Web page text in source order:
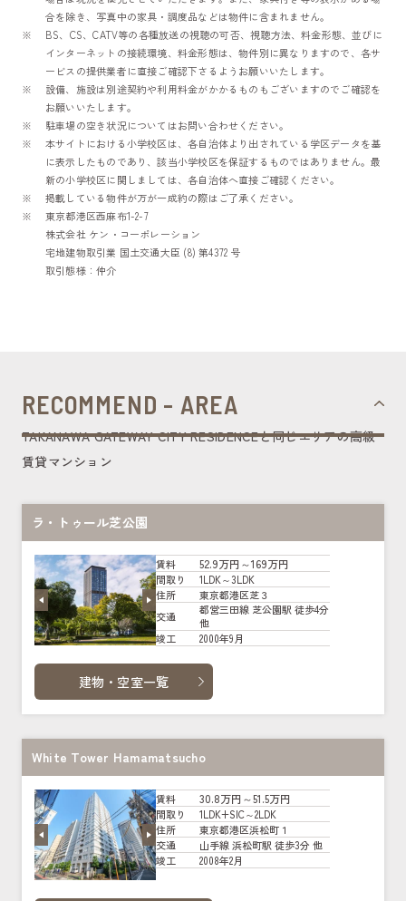
合を除き、写真中の家具・調度品などは物件に含まれません。
BS、CS、CATV等の各種放送の視聴の可否、視聴方法、料金形態、並びに
インターネットの接続環境、料金形態は、物件別に異なりますので、各サ
ービスの提供業者に直接ご確認下さるようお願いいたします。
設備、施設は別途契約や利用料金がかかるものもございますのでご確認を
お願いいたします。
駐車場の空き状況についてはお問い合わせください。
本サイトにおける小学校区は、各自治体より出されている学区データを基
に表示したものであり、該当小学校区を保証するものではありません。最
新の小学校区に関しましては、各自治体へ直接ご確認ください。
掲載している物件が万が一成約の際はご了承ください。
東京都港区西麻布1-2-7
株式会社 ケン・コーポレーション
宅地建物取引業 国土交通大臣 (8) 第4372 号
取引態様：仲介
RECOMMEND - AREA
TAKANAWA GATEWAY CITY RESIDENCEと同じエリアの高級
賃貸マンション
ラ・トゥール芝公園
賃料 52.9万円～169万円
間取り
1LDK～3LDK
住所
東京都港区芝３
交通
都営三田線 芝公園駅 徒歩4分
他
竣工
2000年9月
建物・空室一覧
White Tower Hamamatsucho
賃料 30.8万円～51.5万円
間取り
1LDK+SIC～2LDK
住所
東京都港区浜松町１
交通
山手線 浜松町駅 徒歩3分 他
竣工
2008年2月